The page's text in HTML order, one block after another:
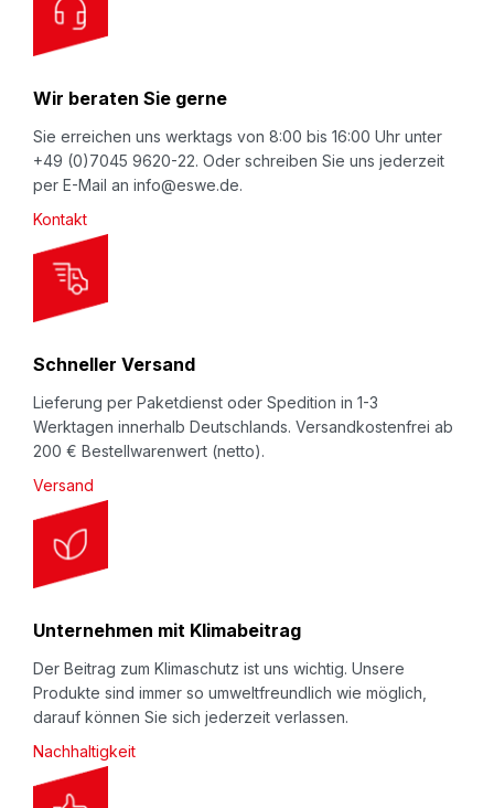
u
r
e
w
s
e
t
e
r
Wir beraten Sie gerne
Sie erreichen uns werktags von 8:00 bis 16:00 Uhr unter
+49 (0)7045 9620-22. Oder schreiben Sie uns jederzeit
per E-Mail an info@eswe.de.
Kontakt
Schneller Versand
Lieferung per Paketdienst oder Spedition in 1-3
Werktagen innerhalb Deutschlands. Versandkostenfrei ab
200 € Bestellwarenwert (netto).
Versand
Unternehmen mit Klimabeitrag
Der Beitrag zum Klimaschutz ist uns wichtig. Unsere
Produkte sind immer so umweltfreundlich wie möglich,
darauf können Sie sich jederzeit verlassen.
Nachhaltigkeit